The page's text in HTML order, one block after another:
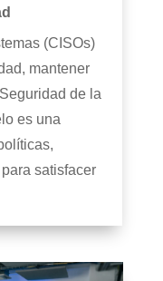
(CISOs)
mantener
de la
es una
satisfacer